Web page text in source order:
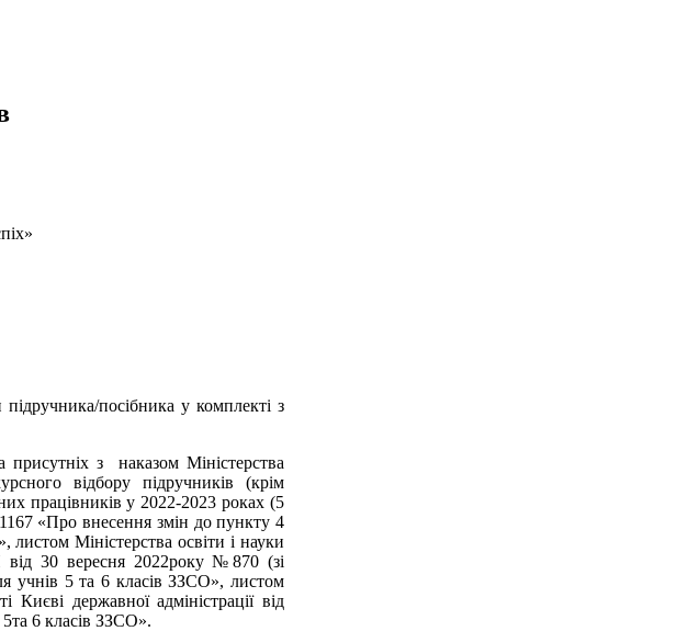
підручника/посібника у комплекті з
присутніх з
наказом Міністерства
відбору підручників (крім
працівників у 2022-2023 роках (5
«Про внесення змін до пункту 4
листом Міністерства освіти і науки
30 вересня 2022року №870 (зі
учнів 5 та 6 класів ЗЗСО», листом
Києві державної адміністрації від
6 класів ЗЗСО».